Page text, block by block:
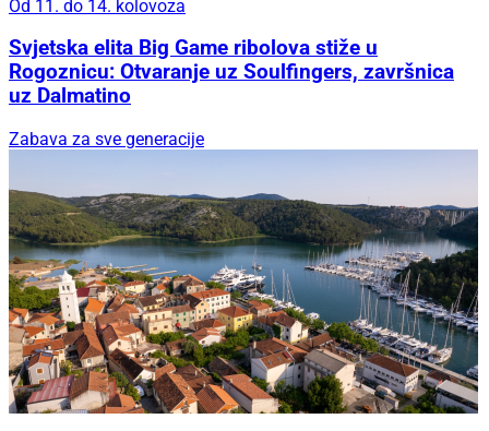
Od 11. do 14. kolovoza
Svjetska elita Big Game ribolova stiže u
Rogoznicu: Otvaranje uz Soulfingers, završnica
uz Dalmatino
Zabava za sve generacije